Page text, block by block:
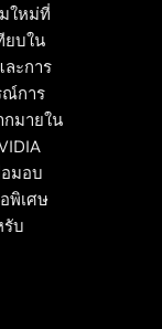
ใหม่ที่
ยบใน
ละการ
ณ์การ
กมายใน
มอบ
พิเศษ
รับ